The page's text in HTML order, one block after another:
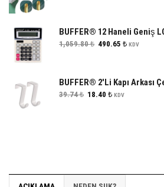
1,059.80₺ Orijinal
490.65 ₺Şu
KDV
39.74₺ Orijinal
18.40 ₺ŞuKDV